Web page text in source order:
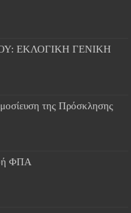
ΕΚΛΟΓΙΚΗ ΓΕΝΙΚΗ
της Πρόσκλησης
ΦΠΑ